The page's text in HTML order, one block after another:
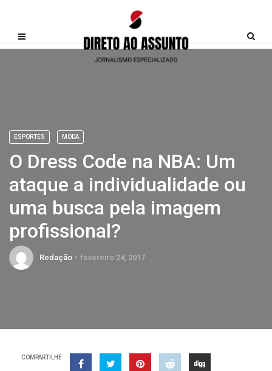
ESPORTES MODA
O Dress Code na NBA: Um
ataque a individualidade ou
uma busca pela imagem
profissional?
Redação fevereiro 24, 2017
COMPARTILHE